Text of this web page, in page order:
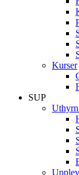
Kurser
SUP